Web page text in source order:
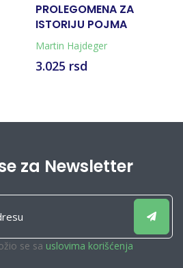
PROLEGOMENA ZA
ISTORIJU POJMA
VREMENA
Martin Hajdeger
3.025 rsd
za Newsletter
se sa uslovima korišćenja